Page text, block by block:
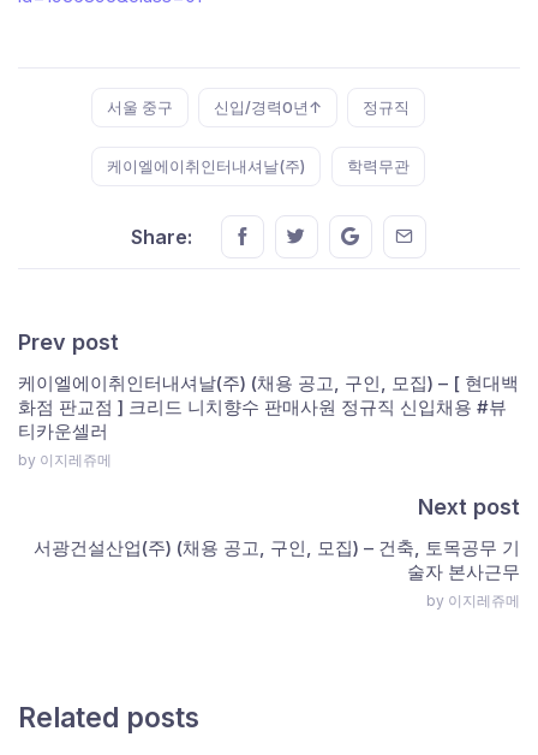
서울 중구 신입/경력0년↑ 정규직
케이엘에이취인터내셔날(주) 학력무관
Share: Share this on FaceBook
Share this on Twitter
Share this on GMail
Share this on
Prev post
케이엘에이취인터내셔날(주) (채용 공고, 구인, 모집) – [ 현대백
화점 판교점 ] 크리드 니치향수 판매사원 정규직 신입채용 #뷰
티카운셀러
by 이지레쥬메
Next post
서광건설산업(주) (채용 공고, 구인, 모집) – 건축, 토목공무 기
술자 본사근무
by 이지레쥬메
Related posts